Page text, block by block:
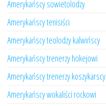
Amerykańscy sowietolodzy
Amerykańscy tenisiści
Amerykańscy teolodzy kalwińscy
Amerykańscy trenerzy hokejowi
Amerykańscy trenerzy koszykarscy
Amerykańscy wokaliści rockowi